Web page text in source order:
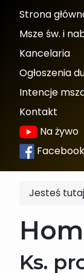
Strona
Msze św. i
Kancelaria
Ogłoszenia
Intencje
Kontakt
Na żywo
Facebook
Jesteś
Ks.